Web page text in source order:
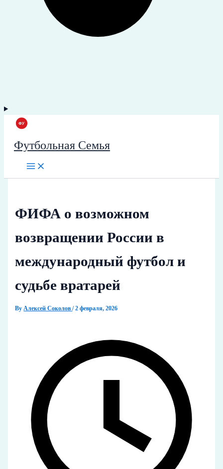
Футбольная Семья
ФИФА о возможном
возвращении России в
международный футбол и
судьбе вратарей
ByАлексей Соколов/2 февраля, 2026